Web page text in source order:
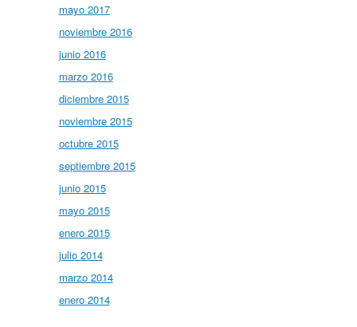
mayo 2017
noviembre 2016
junio 2016
marzo 2016
diciembre 2015
noviembre 2015
octubre 2015
septiembre 2015
junio 2015
mayo 2015
enero 2015
julio 2014
marzo 2014
enero 2014